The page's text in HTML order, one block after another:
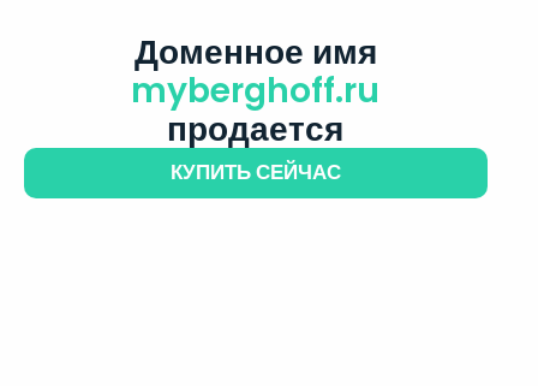
Доменное имя
myberghoff.ru
продается
КУПИТЬ СЕЙЧАС